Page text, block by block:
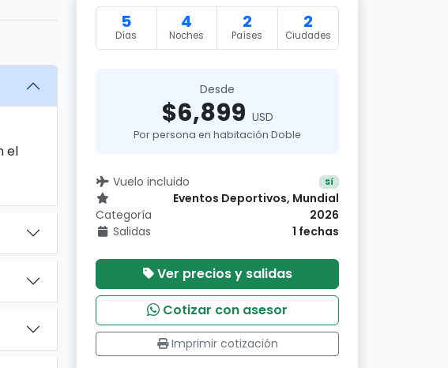
el
5
Días
4
Noches
2
Países
2
Ciudades
Desde
$6,899 USD
Por persona en habitación Doble
Vuelo incluido Sí
Categoría
Eventos Deportivos, Mundial
2026
Salidas
1 fechas
Ver precios y salidas
Cotizar con asesor
Imprimir cotización